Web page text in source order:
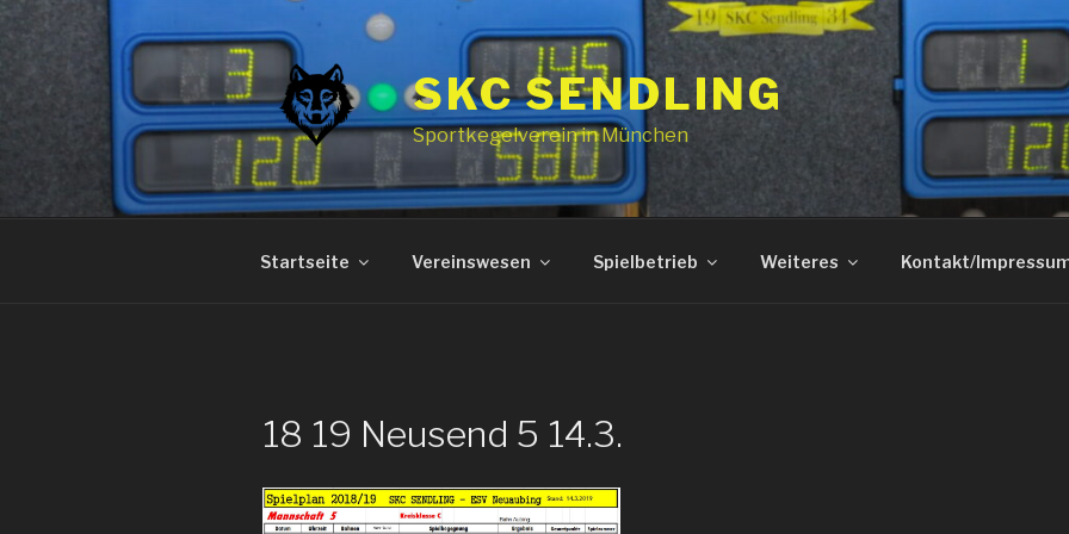
Zum
Inhalt
springen
SKC SENDLING
Sportkegelverein in München
Startseite Vereinswesen Spielbetrieb Weiteres Kontakt/
18 19 Neusend 5 14.3.